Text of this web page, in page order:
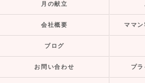
月の献立
会社概要 ママ
ブログ
お問い合わせ プ